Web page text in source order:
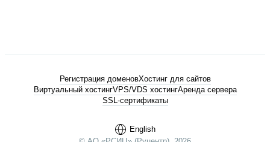
English
Регистрация доменовХостинг для сайтов
Виртуальный хостингVPS/VDS хостингАренда сервера
SSL-сертификаты